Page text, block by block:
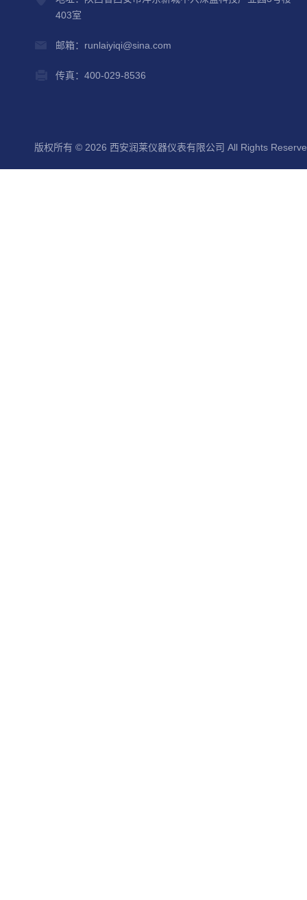
403室
邮箱：runlaiyiqi@sina.com
传真：400-029-8536
版权所有 © 2026 西安润莱仪器仪表有限公司 All Rights